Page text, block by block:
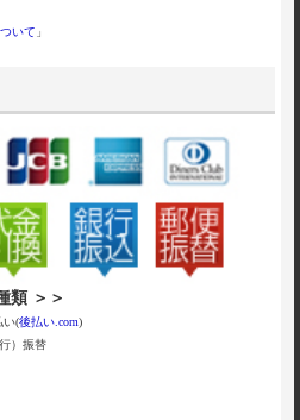
いて 」
類 ＞＞
い(後払い.com)
）振替